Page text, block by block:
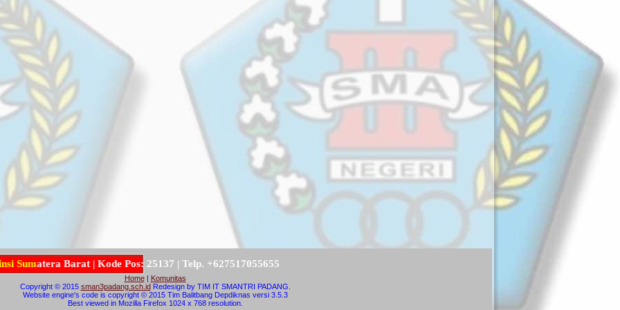
matera Bara t | Kod e Pos: 2513 7 | T elp . +627 517055655
Home| Komunitas
Copyright © 2015 sman3padang.sch.idRedesign by TIM IT SMANTRI PADANG.
Website engine's code is copyright © 2015 Tim Balitbang Depdiknas versi 3.5.3
Best viewed in Mozilla Firefox 1024 x 768 resolution.